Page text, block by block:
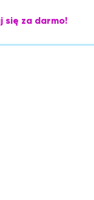
się za darmo!